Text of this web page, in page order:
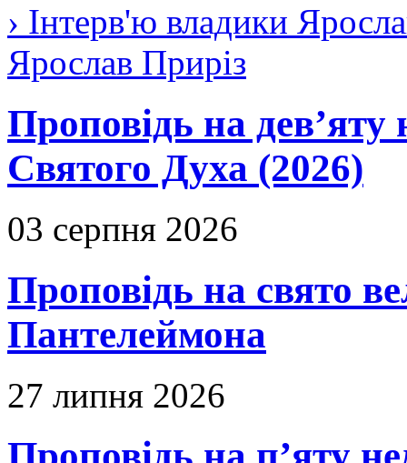
› Інтерв'ю владики
Ярослав Приріз
Проповідь на дев’яту
Святого Духа (2026)
03 серпня 2026
Проповідь на свято
Пантелеймона
27 липня 2026